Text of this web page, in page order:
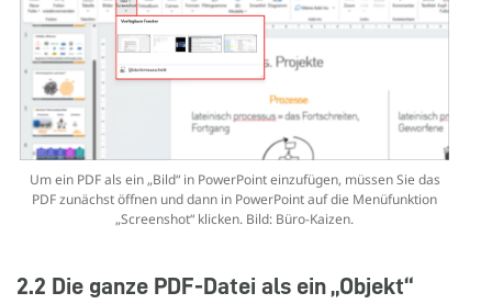
Um ein PDF als ein „Bild“ in PowerPoint einzufügen, müssen Sie das
PDF zunächst öffnen und dann in PowerPoint auf die Menüfunktion
„Screenshot“ klicken. Bild: Büro-Kaizen.
2.2 Die ganze PDF-Datei als ein „Objekt“